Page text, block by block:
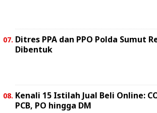
Ditres PPA dan PPO Polda Sumut
Dibentuk
Kenali 15 Istilah Jual Beli Online:
PCB, PO hingga DM